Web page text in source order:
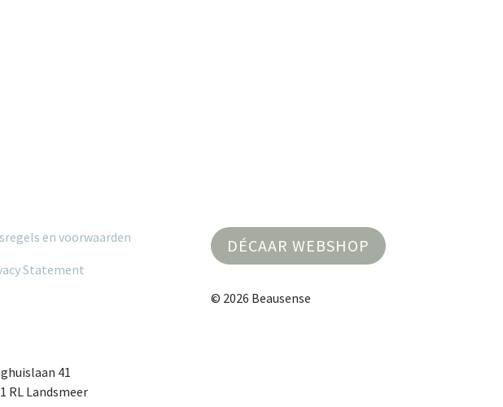
en voorwaarden
Statement
DÉCAAR WEBSHOP
© 2026 Beausense
41
RL Landsmeer